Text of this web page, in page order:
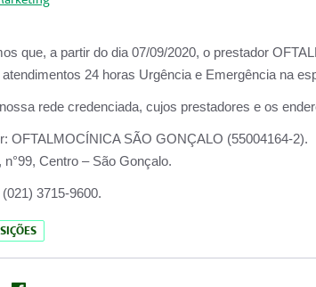
que, a partir do dia 07/09/2020, o prestador
24 horas Urgência e Emergência na
rede credenciada, cujos prestadores e os
OFTALMOCÍNICA SÃO
n°99, Centro – São Gonçalo.
(021) 3715-9600.